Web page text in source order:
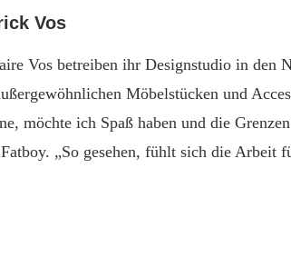
Vos
Vos betreiben ihr Designstudio in den
Möbelstücken und
möchte ich Spaß haben und die
„So gesehen, fühlt sich die Arbeit